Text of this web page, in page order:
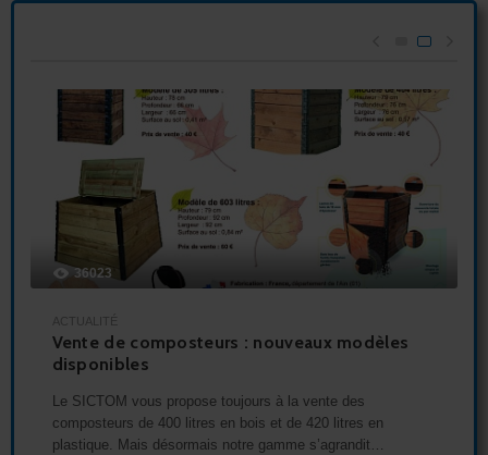
36023
ACTUALITÉ
Vente de composteurs : nouveaux modèles
disponibles
Le SICTOM vous propose toujours à la vente des
composteurs de 400 litres en bois et de 420 litres en
plastique. Mais désormais notre gamme s’agrandit…